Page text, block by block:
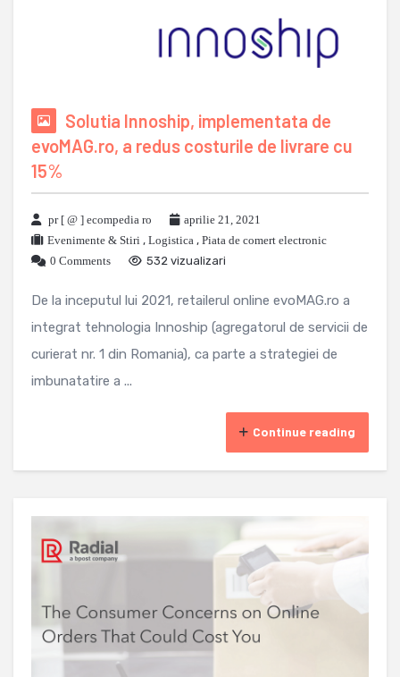
Solutia Innoship, implementata de
evoMAG.ro, a redus costurile de livrare cu
15%
pr [ @ ] ecompedia ro
aprilie 21, 2021
Evenimente & Stiri , Logistica , Piata de comert electronic
0 Comments
532 vizualizari
De la inceputul lui 2021, retailerul online evoMAG.ro a
integrat tehnologia Innoship (agregatorul de servicii de
curierat nr. 1 din Romania), ca parte a strategiei de
imbunatatire a ...
Continue reading